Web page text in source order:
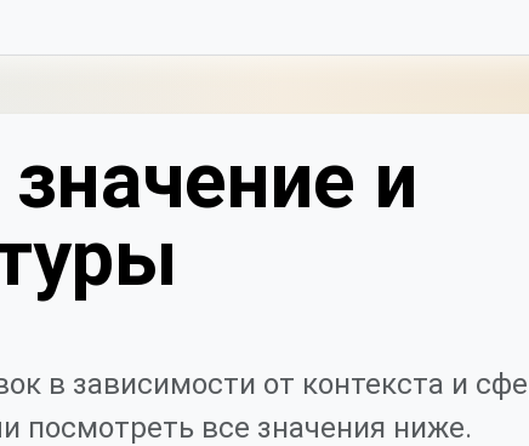
и
в зависимости от контекста и
посмотреть все значения ниже.